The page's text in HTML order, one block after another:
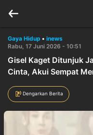
Gaya Hidup • inews
Rabu, 17 Juni 2026 - 10:51
Gisel Kaget Ditunjuk
Cinta, Akui Sempat
Dengarkan Berita